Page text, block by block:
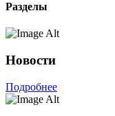
Разделы
Новости
Подробнее